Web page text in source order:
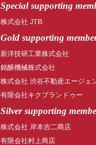
Specialsupporting
株式会社 JTB
Gold supporting
新洋技研工業株式会社
銘醸機械株式会社
株式会社 渋谷不動産エージェ
有限会社キクプランドゥー
Silver supporting
株式会社 岸本吉二商店
有限会社村上商店